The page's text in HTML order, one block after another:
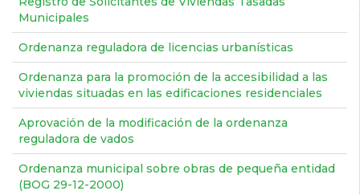
Municipales
Ordenanza reguladora de licencias urbanísticas
Ordenanza para la promoción de la accesibilidad a las
viviendas situadas en las edificaciones residenciales
Aprovación de la modificación de la ordenanza
reguladora de vados
Ordenanza municipal sobre obras de pequeña entidad
(BOG 29-12-2000)